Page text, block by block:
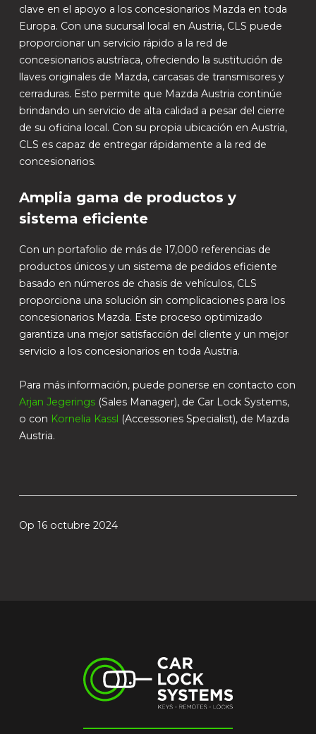
clave en el apoyo a los concesionarios Mazda en toda
Europa. Con una sucursal local en Austria, CLS puede
proporcionar un servicio rápido a la red de
concesionarios austríaca, ofreciendo la sustitución de
llaves originales de Mazda, carcasas de transmisores y
cerraduras. Esto permite que Mazda Austria continúe
brindando un servicio de alta calidad a pesar del cierre
de su oficina local. Con su propia ubicación en Austria,
CLS es capaz de entregar rápidamente a la red de
concesionarios.
Amplia gama de productos y
sistema eficiente
Con un portafolio de más de 17,000 referencias de
productos únicos y un sistema de pedidos eficiente
basado en números de chasis de vehículos, CLS
proporciona una solución sin complicaciones para los
concesionarios Mazda. Este proceso optimizado
garantiza una mejor satisfacción del cliente y un mejor
servicio a los concesionarios en toda Austria.
Para más información, puede ponerse en contacto con
Arjan Jegerings (Sales Manager), de Car Lock Systems,
o con Kornelia Kassl (Accessories Specialist), de Mazda
Austria.
Op 16 octubre 2024